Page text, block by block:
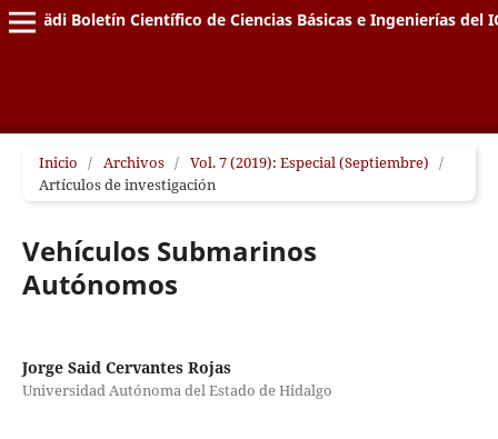
Pädi Boletín Científico de Ciencias Básicas e Ingenierías del
Inicio / Archivos / Vol. 7 (2019): Especial (Septiembre) /
Artículos de investigación
Vehículos Submarinos
Autónomos
Jorge Said Cervantes Rojas
Universidad Autónoma del Estado de Hidalgo